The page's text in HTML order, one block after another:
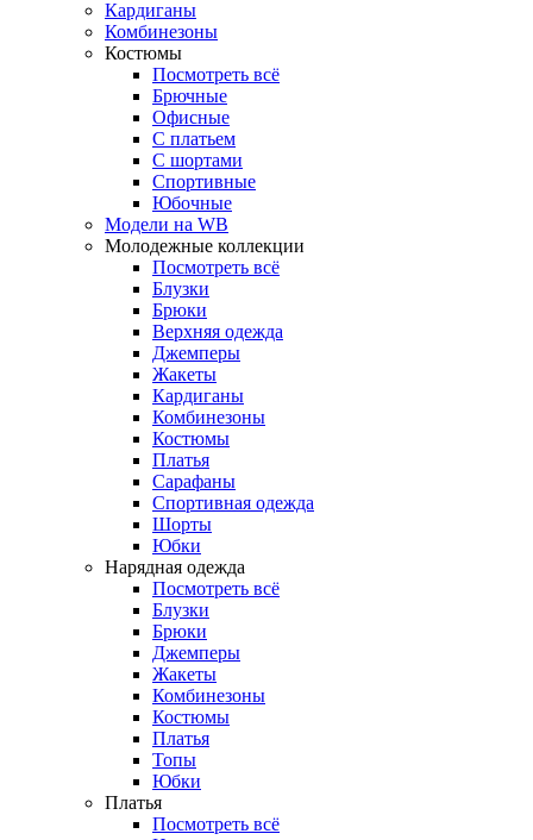
Кардиганы
Комбинезоны
Костюмы
Посмотреть всё
Брючные
Офисные
С платьем
С шортами
Спортивные
Юбочные
Модели на WB
Молодежные коллекции
Посмотреть всё
Блузки
Брюки
Верхняя одежда
Джемперы
Жакеты
Кардиганы
Комбинезоны
Костюмы
Платья
Сарафаны
Спортивная одежда
Шорты
Юбки
Нарядная одежда
Посмотреть всё
Блузки
Брюки
Джемперы
Жакеты
Комбинезоны
Костюмы
Платья
Топы
Юбки
Платья
Посмотреть всё